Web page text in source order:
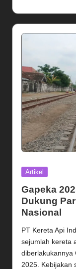
Posted
Artikel
Gapeka
Dukung
Nasional
PT Kereta Api
sejumlah kereta
diberlakukannya
2025. Kebijakan